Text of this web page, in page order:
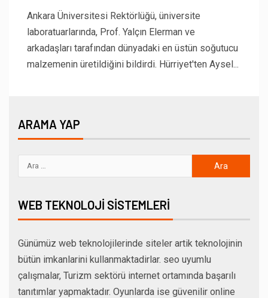
Ankara Üniversitesi Rektörlüğü, üniversite
laboratuarlarında, Prof. Yalçın Elerman ve
arkadaşları tarafından dünyadaki en üstün soğutucu
malzemenin üretildiğini bildirdi. Hürriyet'ten Aysel...
ARAMA YAP
WEB TEKNOLOJI SISTEMLERI
Günümüz web teknolojilerinde siteler artik teknolojinin
bütün imkanlarini kullanmaktadirlar. seo uyumlu
çalışmalar, Turizm sektörü internet ortamında başarılı
tanıtımlar yapmaktadır. Oyunlarda ise güvenilir online